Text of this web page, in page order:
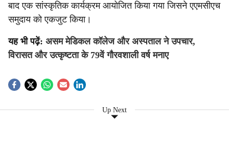
बाद एक सांस्कृतिक कार्यक्रम आयोजित किया गया जिसने एएमसीएच
समुदाय को एकजुट किया।
यह भी पढ़ें: असम मेडिकल कॉलेज और अस्पताल ने उपचार,
विरासत और उत्कृष्टता के 79वें गौरवशाली वर्ष मनाए
Up Next